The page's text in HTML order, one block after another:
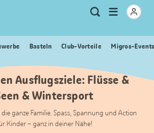
Meta
Navigation
Suche
Menu
öffnen
Basteln Club-Vorteile Migros-
Ausflugsziele: Flüsse &
& Wintersport
ganze Familie. Spass, Spannung und Action
Kinder – ganz in deiner Nähe!